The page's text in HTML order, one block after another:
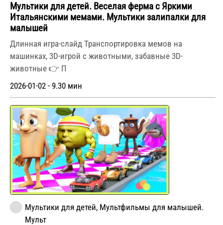
Мультики для детей. Веселая ферма с Яркими
Итальянскими мемами. Мультики залипалки для
малышей
Длинная игра-слайд Транспортировка мемов на
машинках, 3D-игрой с животными, забавные 3D-
животные 👉 П
2026-01-02 - 9.30 мин
Мультики для детей, Мультфильмы для малышей.
Мульт